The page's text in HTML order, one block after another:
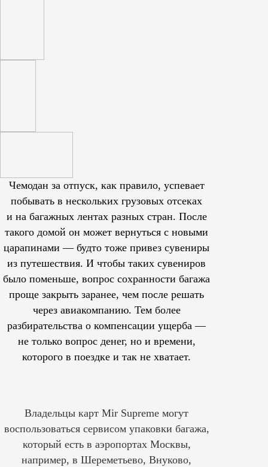
Чемодан за отпуск, как правило, успевает
побывать в нескольких грузовых отсеках
и на багажных лентах разных стран. После
такого домой он может вернуться с новыми
царапинами — будто тоже привез сувениры
из путешествия. И чтобы таких сувениров
было поменьше, вопрос сохранности багажа
проще закрыть заранее, чем после решать
через авиакомпанию. Тем более
разбирательства о компенсации ущерба —
не только вопрос денег, но и времени,
которого в поездке и так не хватает.
Владельцы карт Mir Supreme могут
воспользоваться сервисом упаковки багажа,
который есть в аэропортах Москвы,
например, в Шереметьево, Внуково,